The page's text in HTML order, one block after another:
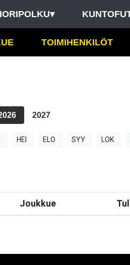
▾
TOIMIHENKILÖT
2027
HEI ELO SYY LOK
Joukkue